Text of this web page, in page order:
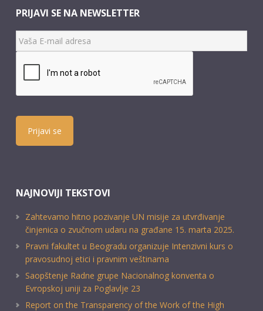
PRIJAVI SE NA NEWSLETTER
Prijavi se
NAJNOVIJI TEKSTOVI
Zahtevamo hitno pozivanje UN misije za utvrđivanje
činjenica o zvučnom udaru na građane 15. marta 2025.
Pravni fakultet u Beogradu organizuje Intenzivni kurs o
pravosudnoj etici i pravnim veštinama
Saopštenje Radne grupe Nacionalnog konventa o
Evropskoj uniji za Poglavlje 23
Report on the Transparency of the Work of the High